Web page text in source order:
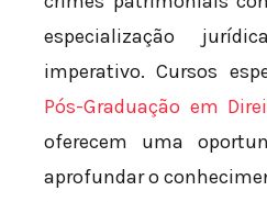
especialização
imperativo. Cursos
Pós-Graduação em
oferecem uma
aprofundar o